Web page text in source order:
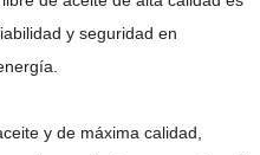
y seguridad en
y de máxima calidad,